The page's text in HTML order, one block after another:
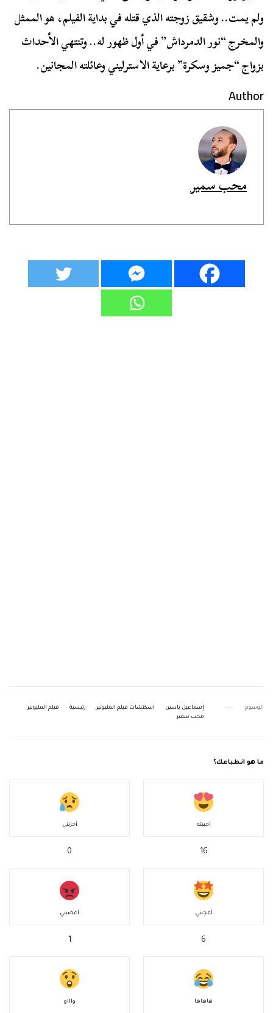
ولم يمت.. وشقيق زوجته الذي قتله في بداية الفيلم، هو الممثل
والمخرج “نور الدمرداش” في أول ظهور له.. وتنتهي الأحداث
بزواج “جميز وسكرة” برعاية الاسترليني وعائلته المجانين.
Author
محب سمير
الوسوم إسماعيل ياسين اسكتشات فيلم المليونير رئيسية
فيلم المليونير
محب سمير
ما هو انطباعك؟
أحببته
16
أحزنني
0
أعجبني
6
أغضبني
1
هاهاها واااو